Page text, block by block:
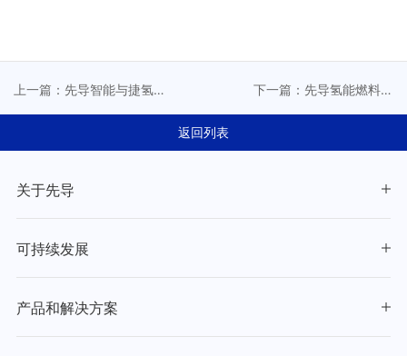
上一篇：先导智能与捷氢
下一篇：先导氢能燃料电
返回列表
关于先导
可持续发展
产品和解决方案